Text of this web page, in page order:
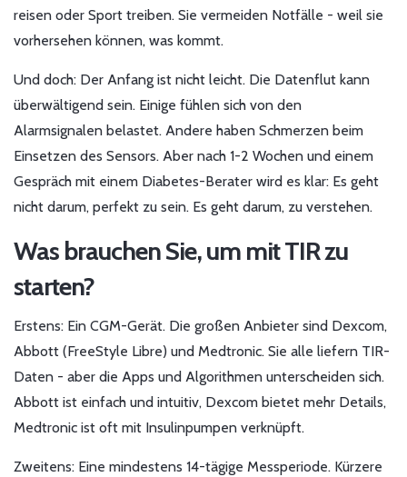
reisen oder Sport treiben. Sie vermeiden Notfälle - weil sie
vorhersehen können, was kommt.
Und doch: Der Anfang ist nicht leicht. Die Datenflut kann
überwältigend sein. Einige fühlen sich von den
Alarmsignalen belastet. Andere haben Schmerzen beim
Einsetzen des Sensors. Aber nach 1-2 Wochen und einem
Gespräch mit einem Diabetes-Berater wird es klar: Es geht
nicht darum, perfekt zu sein. Es geht darum, zu verstehen.
Was brauchen Sie, um mit TIR zu
starten?
Erstens: Ein CGM-Gerät. Die großen Anbieter sind Dexcom,
Abbott (FreeStyle Libre) und Medtronic. Sie alle liefern TIR-
Daten - aber die Apps und Algorithmen unterscheiden sich.
Abbott ist einfach und intuitiv, Dexcom bietet mehr Details,
Medtronic ist oft mit Insulinpumpen verknüpft.
Zweitens: Eine mindestens 14-tägige Messperiode. Kürzere